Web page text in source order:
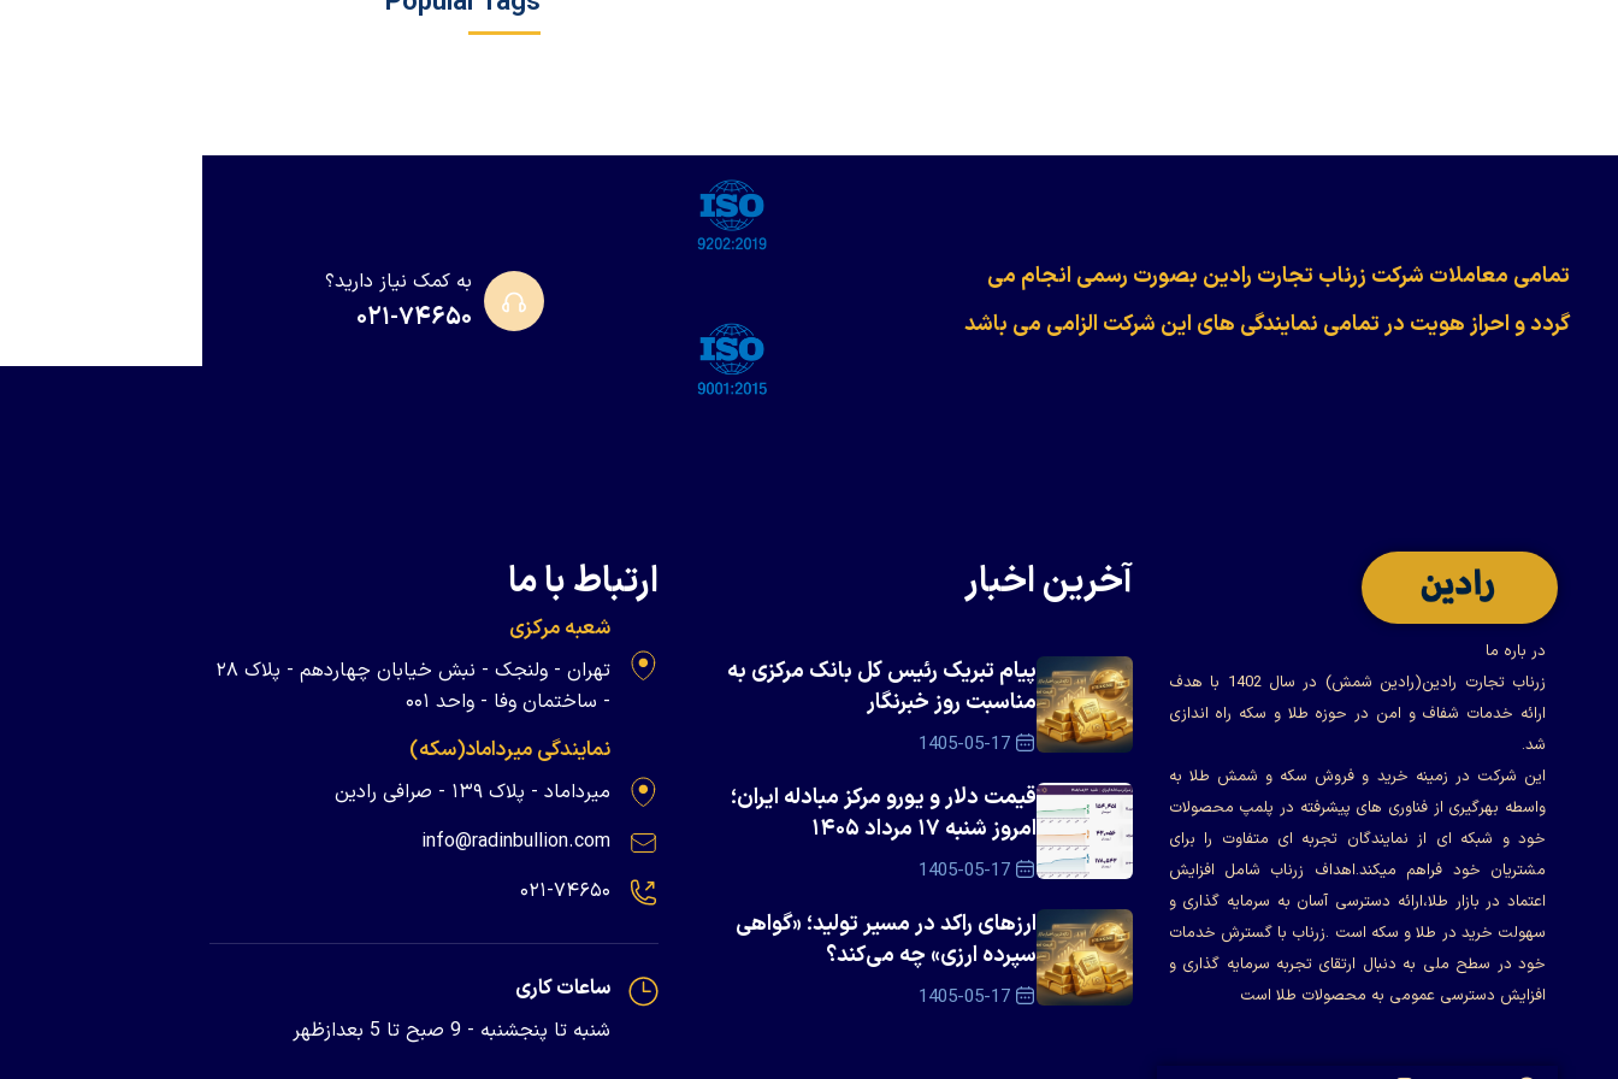
​​​​​​تمامی معاملات شرکت زرناب تجارت رادین بصورت رسمی انجام می
گردد و احراز هویت در تمامی نمایندگی های این شرکت الزامی می باشد
به کمک نیاز دارید؟
۰۲۱-۷۴۶۵۰
در باره ما
زرناب تجارت رادین(رادین شمش) در سال 1402 با هدف
ارائه خدمات شفاف و امن در حوزه طلا و سکه راه اندازی
شد.
این شرکت در زمینه خرید و فروش سکه و شمش طلا به
واسطه بهرگیری از فناوری های پیشرفته در پلمپ محصولات
خود و شبکه ای از نمایندگان تجربه ای متفاوت را برای
مشتریان خود فراهم میکند.اهداف زرناب شامل افزایش
اعتماد در بازار طلا،ارائه دسترسی آسان به سرمایه گذاری و
سهولت خرید در طلا و سکه است .زرناب با گسترش خدمات
خود در سطح ملی به دنبال ارتقای تجربه سرمایه گذاری و
افزایش دسترسی عمومی به محصولات طلا است
آخرین اخبار
پیام تبریک رئیس کل بانک مرکزی به
مناسبت روز خبرنگار
1405-05-17
قیمت دلار و یورو مرکز مبادله ایران؛
امروز شنبه ۱۷ مرداد ۱۴۰۵
1405-05-17
ارزهای راکد در مسیر تولید؛ «گواهی
سپرده ارزی» چه می‌کند؟
1405-05-17
ارتباط با ما
شعبه مرکزی
تهران - ولنجک - نبش خیابان چهاردهم - پلاک ۲۸
- ساختمان وفا - واحد ۰۰۱
نمایندگی میرداماد(سکه)
میرداماد - پلاک ۱۳۹ - صرافی رادین
info@radinbullion.com
۰۲۱-۷۴۶۵۰
ساعات کاری
شنبه تا پنجشنبه - 9 صبح تا 5 بعدازظهر